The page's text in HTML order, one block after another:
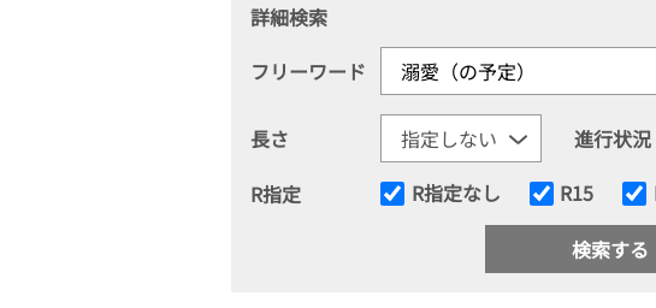
詳細検索
フリーワード
長さ
進行状況
R指定
R指定なし R15